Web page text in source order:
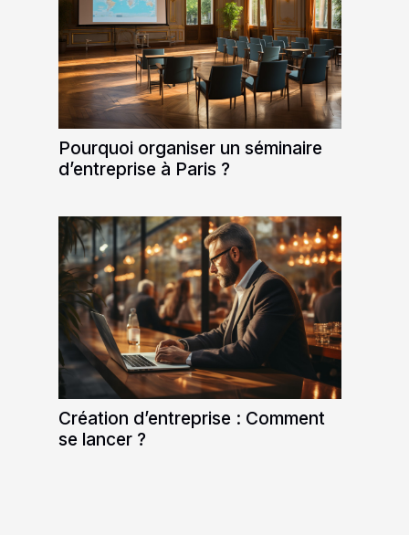
Pourquoi organiser un séminaire
d’entreprise à Paris ?
Création d’entreprise : Comment
se lancer ?